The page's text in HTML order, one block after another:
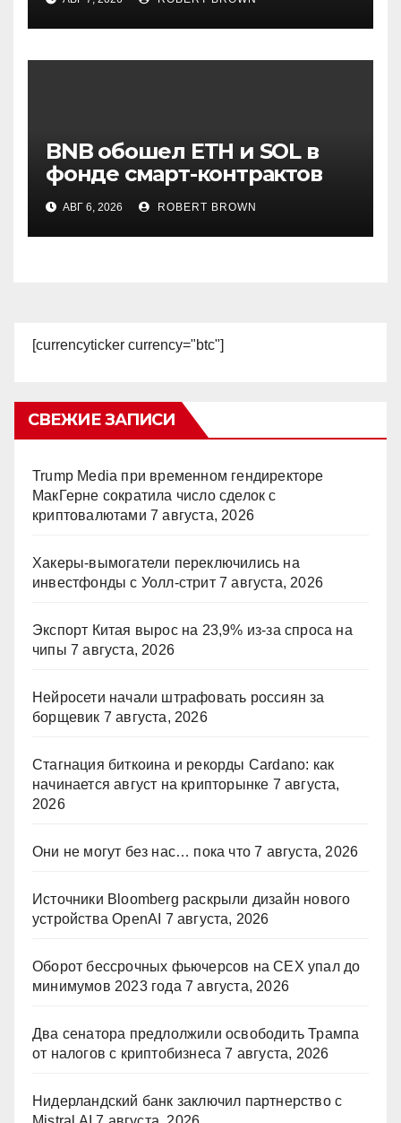
BNB обошел ETH и SOL в
фонде смарт-контрактов
Grayscale
АВГ 6, 2026 ROBERT BROWN
[currencyticker currency="btc"]
СВЕЖИЕ ЗАПИСИ
Trump Media при временном гендиректоре
МакГерне сократила число сделок с
криптовалютами 7 августа, 2026
Хакеры-вымогатели переключились на
инвестфонды с Уолл-стрит 7 августа, 2026
Экспорт Китая вырос на 23,9% из-за спроса на
чипы 7 августа, 2026
Нейросети начали штрафовать россиян за
борщевик 7 августа, 2026
Стагнация биткоина и рекорды Cardano: как
начинается август на крипторынке 7 августа,
2026
Они не могут без нас… пока что 7 августа, 2026
Источники Bloomberg раскрыли дизайн нового
устройства OpenAI 7 августа, 2026
Оборот бессрочных фьючерсов на CEX упал до
минимумов 2023 года 7 августа, 2026
Два сенатора предлолжили освободить Трампа
от налогов с криптобизнеса 7 августа, 2026
Нидерландский банк заключил партнерство с